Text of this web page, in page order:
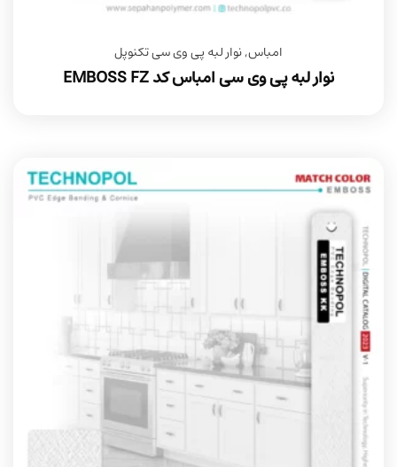
امباس,نوار لبه پی وی سی تکنوپل
نوار لبه پی وی سی امباس کد EMBOSS FZ